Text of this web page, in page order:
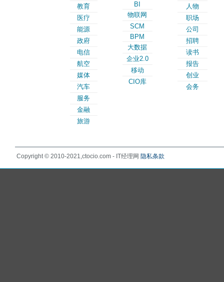
教育
医疗
能源
政府
电信
航空
媒体
汽车
服务
金融
旅游
BI
物联网
SCM
BPM
大数据
企业2.0
移动
CIO库
人物
职场
公司
招聘
读书
报告
创业
会务
Copyright © 2010-2021,ctocio.com - IT经理网 隐私条款